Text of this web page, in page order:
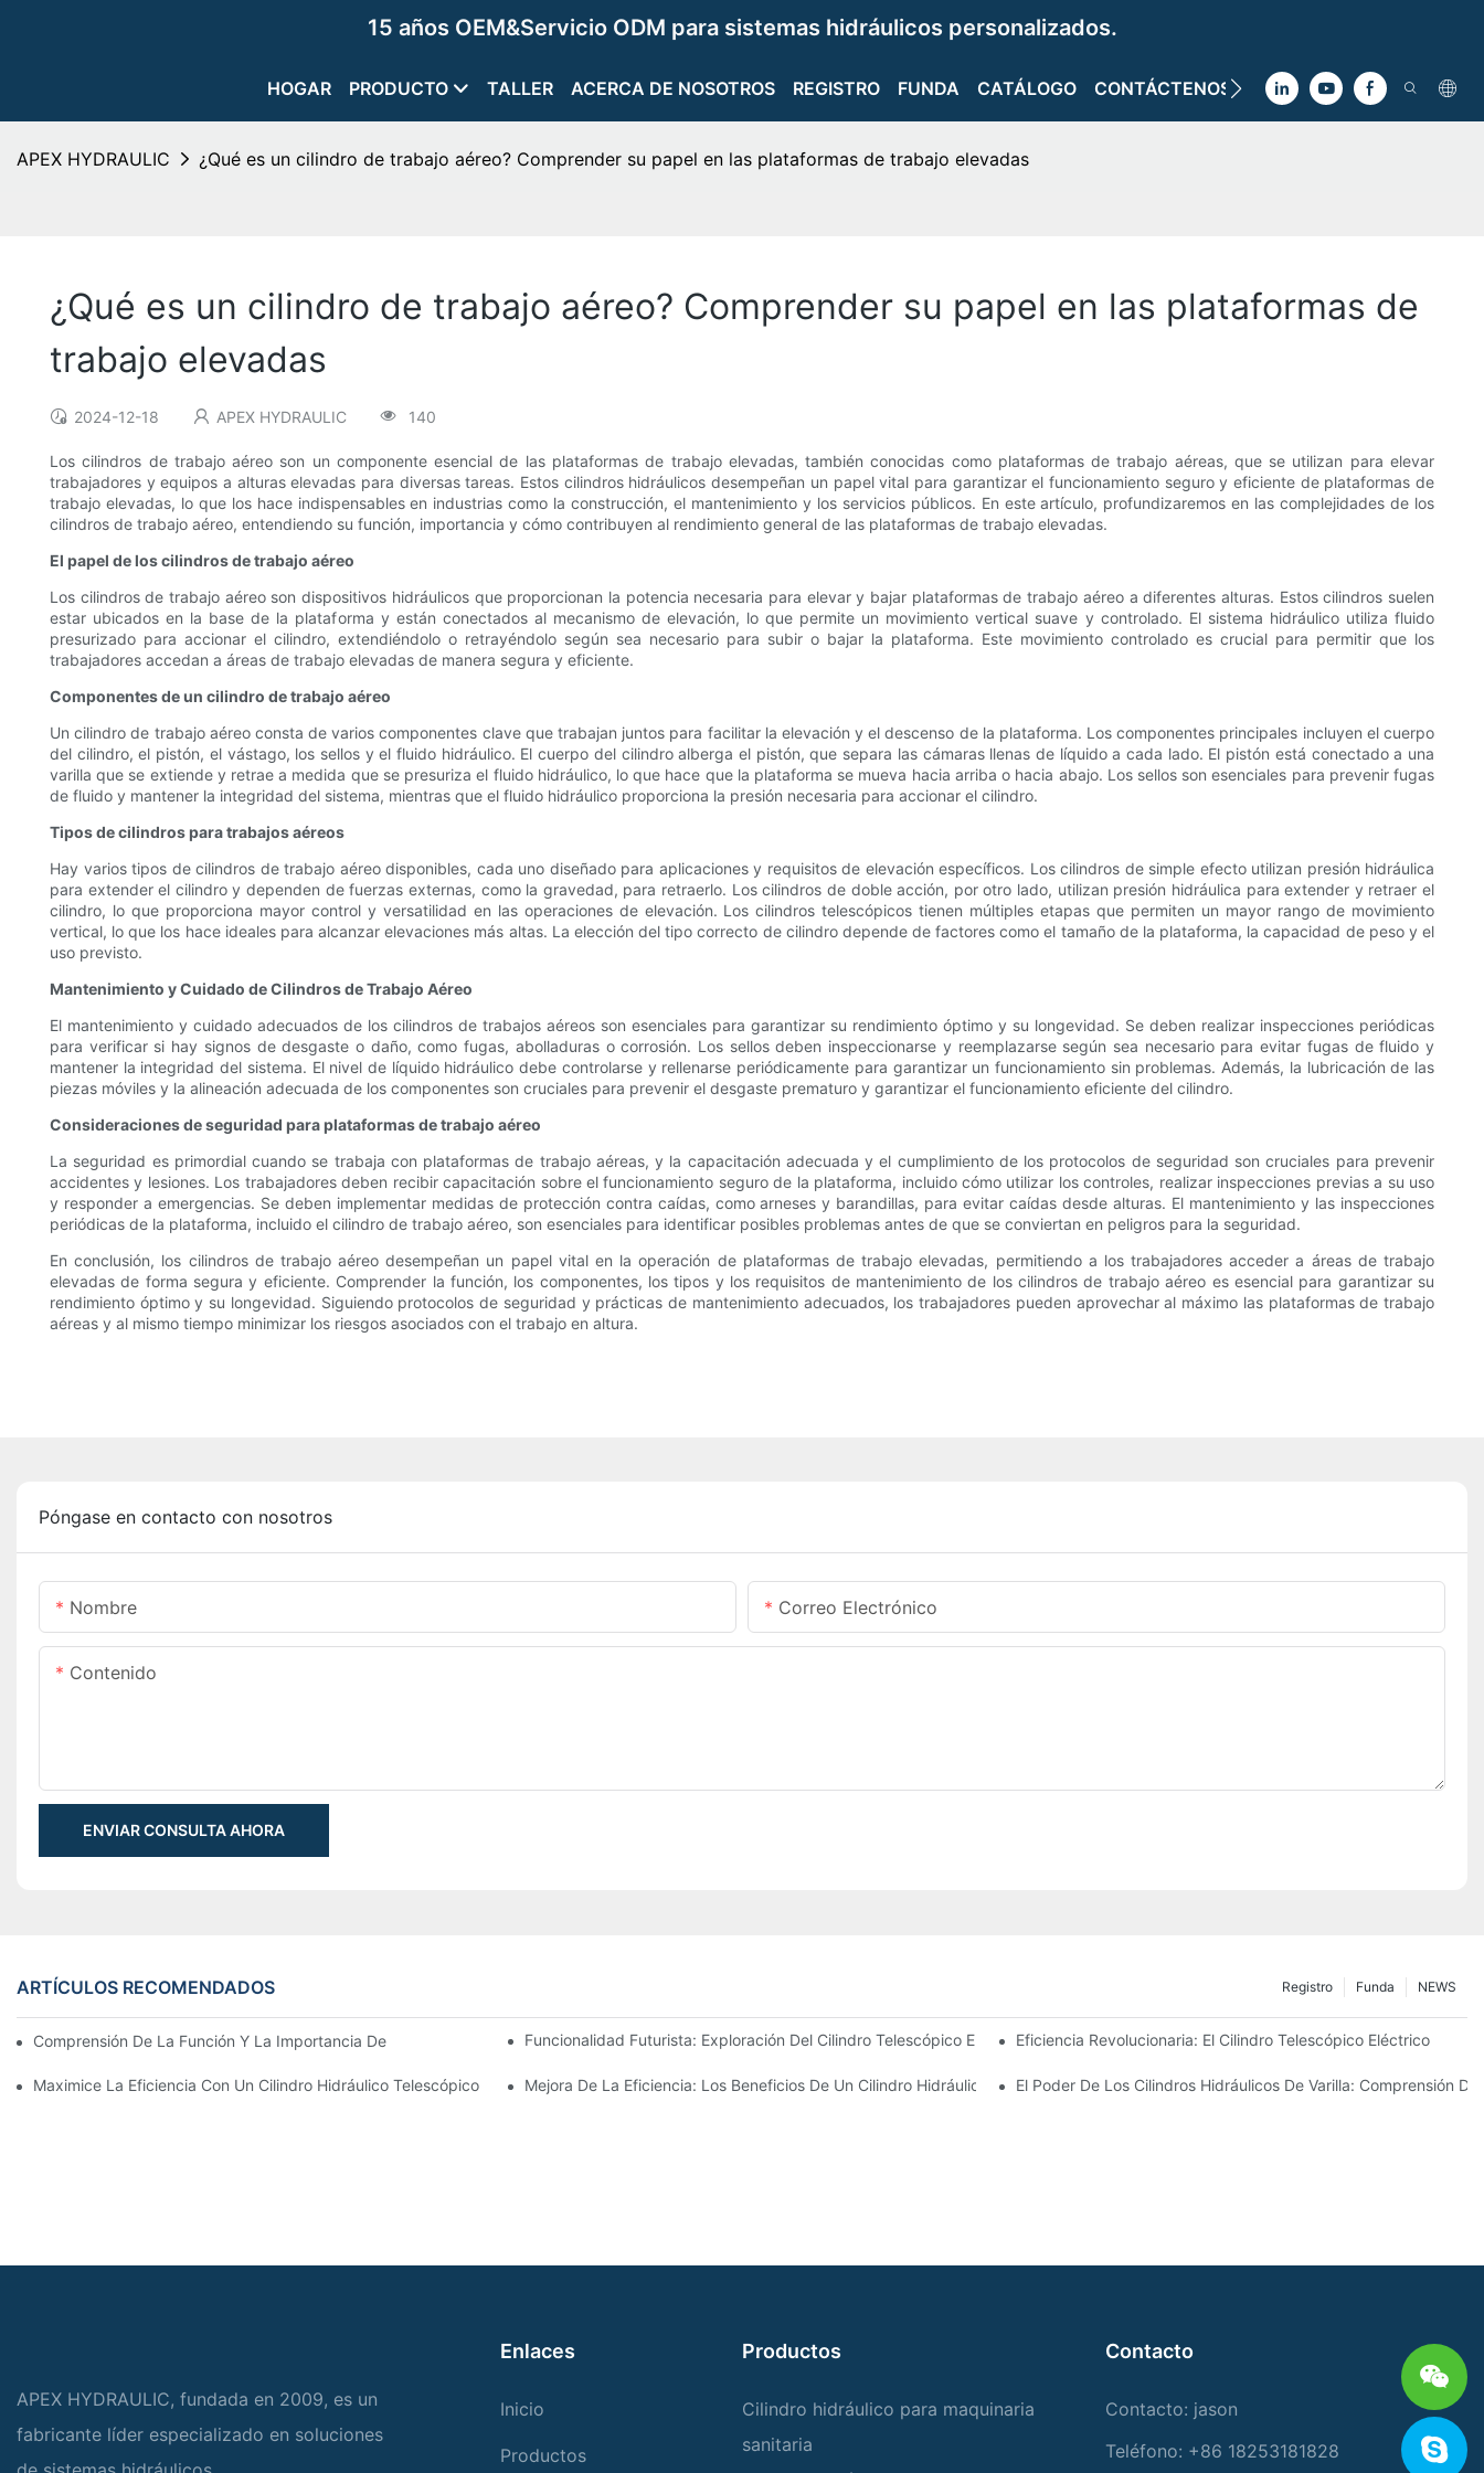
15 años OEM&Servicio ODM para sistemas hidráulicos personalizados.
HOGAR PRODUCTO TALLER ACERCA DE NOSOTROS REGISTRO FUNDA CATÁLOGO CONTÁCTENOS
APEX HYDRAULIC ¿Qué es un cilindro de trabajo aéreo? Comprender su papel en las plataformas de trabajo elevadas
¿Qué es un cilindro de trabajo aéreo? Comprender su papel en las plataformas de
trabajo elevadas
2024-12-18 APEX HYDRAULIC 140
Los cilindros de trabajo aéreo son un componente esencial de las plataformas de trabajo elevadas, también conocidas como plataformas de trabajo aéreas, que se utilizan para elevar
trabajadores y equipos a alturas elevadas para diversas tareas. Estos cilindros hidráulicos desempeñan un papel vital para garantizar el funcionamiento seguro y eficiente de plataformas de
trabajo elevadas, lo que los hace indispensables en industrias como la construcción, el mantenimiento y los servicios públicos. En este artículo, profundizaremos en las complejidades de los
cilindros de trabajo aéreo, entendiendo su función, importancia y cómo contribuyen al rendimiento general de las plataformas de trabajo elevadas.
El papel de los cilindros de trabajo aéreo
Los cilindros de trabajo aéreo son dispositivos hidráulicos que proporcionan la potencia necesaria para elevar y bajar plataformas de trabajo aéreo a diferentes alturas. Estos cilindros suelen
estar ubicados en la base de la plataforma y están conectados al mecanismo de elevación, lo que permite un movimiento vertical suave y controlado. El sistema hidráulico utiliza fluido
presurizado para accionar el cilindro, extendiéndolo o retrayéndolo según sea necesario para subir o bajar la plataforma. Este movimiento controlado es crucial para permitir que los
trabajadores accedan a áreas de trabajo elevadas de manera segura y eficiente.
Componentes de un cilindro de trabajo aéreo
Un cilindro de trabajo aéreo consta de varios componentes clave que trabajan juntos para facilitar la elevación y el descenso de la plataforma. Los componentes principales incluyen el cuerpo
del cilindro, el pistón, el vástago, los sellos y el fluido hidráulico. El cuerpo del cilindro alberga el pistón, que separa las cámaras llenas de líquido a cada lado. El pistón está conectado a una
varilla que se extiende y retrae a medida que se presuriza el fluido hidráulico, lo que hace que la plataforma se mueva hacia arriba o hacia abajo. Los sellos son esenciales para prevenir fugas
de fluido y mantener la integridad del sistema, mientras que el fluido hidráulico proporciona la presión necesaria para accionar el cilindro.
Tipos de cilindros para trabajos aéreos
Hay varios tipos de cilindros de trabajo aéreo disponibles, cada uno diseñado para aplicaciones y requisitos de elevación específicos. Los cilindros de simple efecto utilizan presión hidráulica
para extender el cilindro y dependen de fuerzas externas, como la gravedad, para retraerlo. Los cilindros de doble acción, por otro lado, utilizan presión hidráulica para extender y retraer el
cilindro, lo que proporciona mayor control y versatilidad en las operaciones de elevación. Los cilindros telescópicos tienen múltiples etapas que permiten un mayor rango de movimiento
vertical, lo que los hace ideales para alcanzar elevaciones más altas. La elección del tipo correcto de cilindro depende de factores como el tamaño de la plataforma, la capacidad de peso y el
uso previsto.
Mantenimiento y Cuidado de Cilindros de Trabajo Aéreo
El mantenimiento y cuidado adecuados de los cilindros de trabajos aéreos son esenciales para garantizar su rendimiento óptimo y su longevidad. Se deben realizar inspecciones periódicas
para verificar si hay signos de desgaste o daño, como fugas, abolladuras o corrosión. Los sellos deben inspeccionarse y reemplazarse según sea necesario para evitar fugas de fluido y
mantener la integridad del sistema. El nivel de líquido hidráulico debe controlarse y rellenarse periódicamente para garantizar un funcionamiento sin problemas. Además, la lubricación de las
piezas móviles y la alineación adecuada de los componentes son cruciales para prevenir el desgaste prematuro y garantizar el funcionamiento eficiente del cilindro.
Consideraciones de seguridad para plataformas de trabajo aéreo
La seguridad es primordial cuando se trabaja con plataformas de trabajo aéreas, y la capacitación adecuada y el cumplimiento de los protocolos de seguridad son cruciales para prevenir
accidentes y lesiones. Los trabajadores deben recibir capacitación sobre el funcionamiento seguro de la plataforma, incluido cómo utilizar los controles, realizar inspecciones previas a su uso
y responder a emergencias. Se deben implementar medidas de protección contra caídas, como arneses y barandillas, para evitar caídas desde alturas. El mantenimiento y las inspecciones
periódicas de la plataforma, incluido el cilindro de trabajo aéreo, son esenciales para identificar posibles problemas antes de que se conviertan en peligros para la seguridad.
En conclusión, los cilindros de trabajo aéreo desempeñan un papel vital en la operación de plataformas de trabajo elevadas, permitiendo a los trabajadores acceder a áreas de trabajo
elevadas de forma segura y eficiente. Comprender la función, los componentes, los tipos y los requisitos de mantenimiento de los cilindros de trabajo aéreo es esencial para garantizar su
rendimiento óptimo y su longevidad. Siguiendo protocolos de seguridad y prácticas de mantenimiento adecuados, los trabajadores pueden aprovechar al máximo las plataformas de trabajo
aéreas y al mismo tiempo minimizar los riesgos asociados con el trabajo en altura.
Póngase en contacto con nosotros
Nombre Correo Electrónico
Contenido
ENVIAR CONSULTA AHORA
ARTÍCULOS RECOMENDADOS NEWS
Funda
Registro
Comprensión De La Función Y La Importancia De Los Cilindros Hidráulicos De Barra De AcoplamientoFuncionalidad Futurista: Exploración Del Cilindro Telescópico EléctricoEficiencia Revolucionaria: El Cilindro Telescópico Eléctrico
Maximice La Eficiencia Con Un Cilindro Hidráulico Telescópico Para Su Camión VolqueteMejora De La Eficiencia: Los Beneficios De Un Cilindro Hidráulico Telescópico De 4 EtapasEl Poder De Los Cilindros Hidráulicos De Varilla: Comprensión
APEX HYDRAULIC, fundada en 2009, es un
fabricante líder especializado en soluciones
Enlaces
Inicio
Productos
Productos
Cilindro hidráulico para maquinaria
sanitaria
Contacto
Contacto: jason
Teléfono: +86 18253181828